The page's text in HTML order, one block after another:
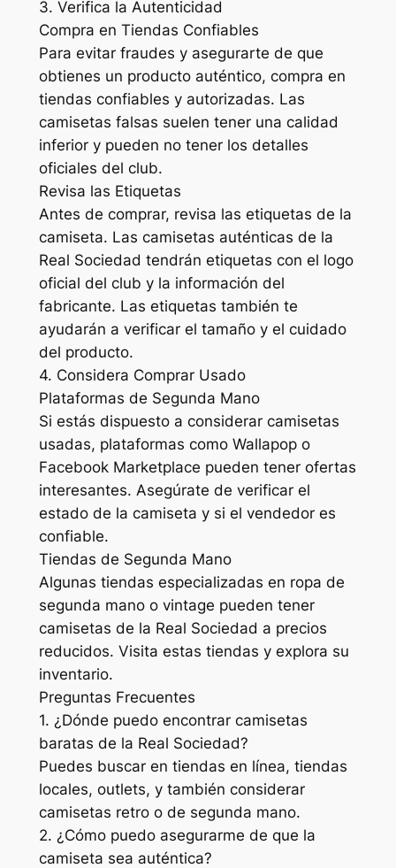
3. Verifica la Autenticidad
Compra en Tiendas Confiables
Para evitar fraudes y asegurarte de que
obtienes un producto auténtico, compra en
tiendas confiables y autorizadas. Las
camisetas falsas suelen tener una calidad
inferior y pueden no tener los detalles
oficiales del club.
Revisa las Etiquetas
Antes de comprar, revisa las etiquetas de la
camiseta. Las camisetas auténticas de la
Real Sociedad tendrán etiquetas con el logo
oficial del club y la información del
fabricante. Las etiquetas también te
ayudarán a verificar el tamaño y el cuidado
del producto.
4. Considera Comprar Usado
Plataformas de Segunda Mano
Si estás dispuesto a considerar camisetas
usadas, plataformas como Wallapop o
Facebook Marketplace pueden tener ofertas
interesantes. Asegúrate de verificar el
estado de la camiseta y si el vendedor es
confiable.
Tiendas de Segunda Mano
Algunas tiendas especializadas en ropa de
segunda mano o vintage pueden tener
camisetas de la Real Sociedad a precios
reducidos. Visita estas tiendas y explora su
inventario.
Preguntas Frecuentes
1. ¿Dónde puedo encontrar camisetas
baratas de la Real Sociedad?
Puedes buscar en tiendas en línea, tiendas
locales, outlets, y también considerar
camisetas retro o de segunda mano.
2. ¿Cómo puedo asegurarme de que la
camiseta sea auténtica?